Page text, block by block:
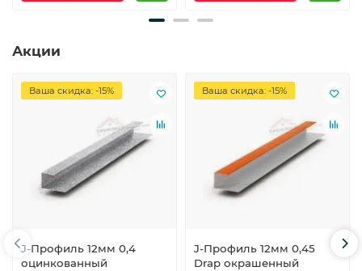
Акции
Ваша скидка: -15%
J-Профиль 12мм 0,4
оцинкованный
Ваша скидка: -15%
J-Профиль 12мм 0,45
Drap окрашенный